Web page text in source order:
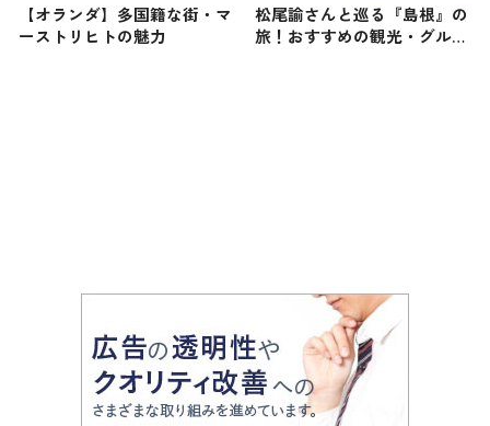
【オランダ】多国籍な街・マ
ーストリヒトの魅力
松尾諭さんと巡る『島根』の
旅！おすすめの観光・グルメ